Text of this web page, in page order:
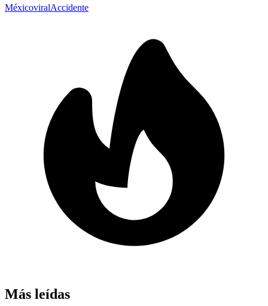
MéxicoviralAccidente
Más leídas